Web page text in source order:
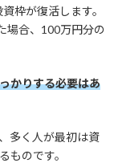
枠が復活します。
場合、100万円分の
かりする必要はあ
多く人が最初は資
ものです。